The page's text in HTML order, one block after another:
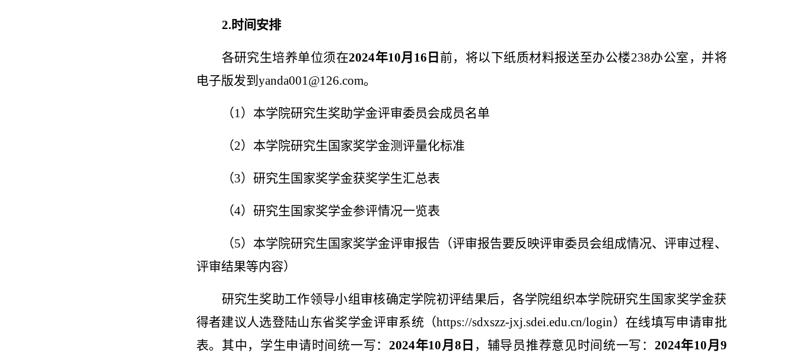
2.时间安排
各研究生培养单位须在2024年10月 16 日 前，将以下纸质材料报送至办公楼238办公室，并将
电子版发到 yanda001@126.com。
（1）本学院研究生奖助学金评审委员会成员名单
（2）本学院研究生国家奖学金测评量化标准
（3）研究生国家奖学金获奖学生汇总表
（4）研究生国家奖学金参评情况一览表
（5）本学院研究生国家奖学金评审报告（评审报告要反映评审委员会组成情况、评审过程、
评审结果等内容）
研究生奖助工作领导小组审核确定学院初评结果后，各学院组织本学院研究生国家奖学金获
得者建议人选登陆山东省奖学金评审系统（https://sdxszz-jxj.sdei.edu.cn/login）在线填写申请审批
表。其中，学生申请时间统一写： 2024年10月 8 日 ，辅导员推荐意见时间统一写： 2024年10月 9